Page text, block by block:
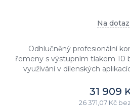
Na dotaz
Odhlučněný profesionální
řemeny s výstupním tlakem 10
využívání v dílenských
31 909
26 371,07 Kč